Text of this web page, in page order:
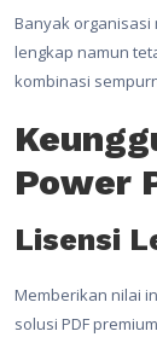
Banyak organisasi
lengkap namun
kombinasi
Power
Lisensi
Memberikan nilai
solusi PDF